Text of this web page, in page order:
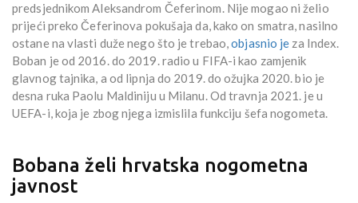
predsjednikom Aleksandrom Čeferinom. Nije mogao ni želio
prijeći preko Čeferinova pokušaja da, kako on smatra, nasilno
ostane na vlasti duže nego što je trebao,objasnio je za Index.
Boban je od 2016. do 2019. radio u FIFA-i kao zamjenik
glavnog tajnika, a od lipnja do 2019. do ožujka 2020. bio je
desna ruka Paolu Maldiniju u Milanu. Od travnja 2021. je u
UEFA-i, koja je zbog njega izmislila funkciju šefa nogometa.
Bobana želi hrvatska nogometna
javnost